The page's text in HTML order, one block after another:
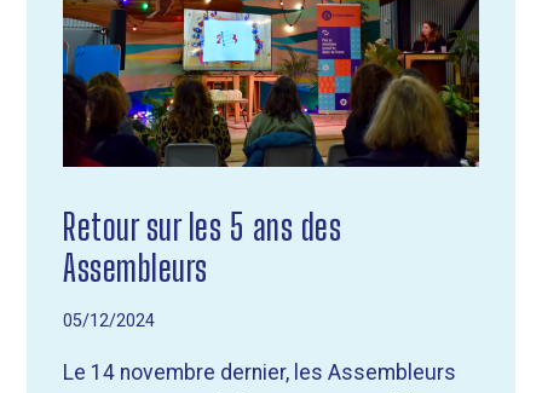
Retour sur les 5 ans des
Assembleurs
05/12/2024
Le 14 novembre dernier, les Assembleurs